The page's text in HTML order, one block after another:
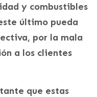
y combustibles
último pueda
por la mala
a los clientes
que estas